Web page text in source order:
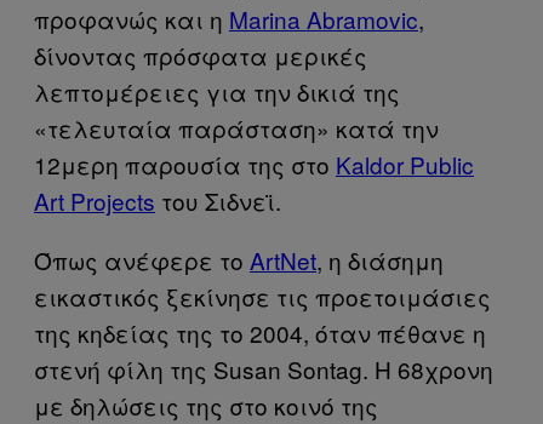
προφανώς και η Marina Abramovic,
δίνοντας πρόσφατα μερικές
λεπτομέρειες για την δικιά της
«τελευταία παράσταση» κατά την
12μερη παρουσία της στο Kaldor Public
Art Projects του Σιδνεϊ.
Όπως ανέφερε το ArtNet, η διάσημη
εικαστικός ξεκίνησε τις προετοιμάσιες
της κηδείας της το 2004, όταν πέθανε η
στενή φίλη της Susan Sontag. Η 68χρονη
με δηλώσεις της στο κοινό της